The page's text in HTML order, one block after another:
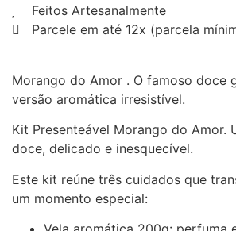
Feitos Artesanalmente
Parcele em até 12x (parcela
Morango do Amor . O famoso doce
versão aromática irresistível.
Kit Presenteável Morango do Amor.
doce, delicado e inesquecível.
Este kit reúne três cuidados que
um momento especial: